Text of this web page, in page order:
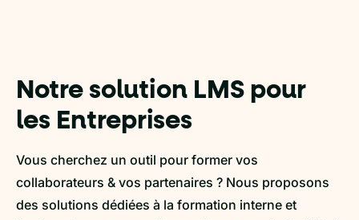
Notre solution LMS pour
les Entreprises
Vous cherchez un outil pour former vos
collaborateurs & vos partenaires ? Nous proposons
des solutions dédiées à la formation interne et